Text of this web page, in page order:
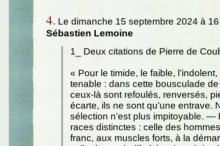
4. Le dimanche 15 septembre 2024 à
Sébastien Lemoine
1_ Deux citations de Pierre de
« Pour le timide, le faible,
tenable : dans cette bousculade de
ceux-là sont refoulés, renversés,
écarte, ils ne sont qu’une entrave.
sélection n’est plus impitoyable. —
races distinctes : celle des
franc, aux muscles forts, à la